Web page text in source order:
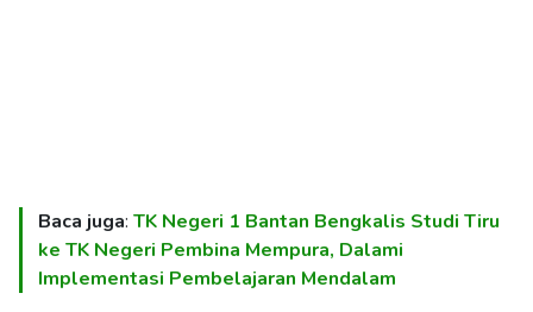
Baca juga: TK Negeri 1 Bantan Bengkalis Studi Tiru
ke TK Negeri Pembina Mempura, Dalami
Implementasi Pembelajaran Mendalam